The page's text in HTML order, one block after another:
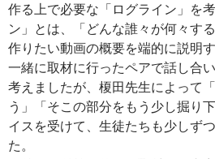
作る上で必要な「ログライン」を
ン」とは、「どんな誰々が何々す
作りたい動画の概要を端的に説明す
一緒に取材に行ったペアで話し合
考えましたが、榎田先生によって
う」「そこの部分をもう少し掘り
イスを受けて、生徒たちも少しず
た。